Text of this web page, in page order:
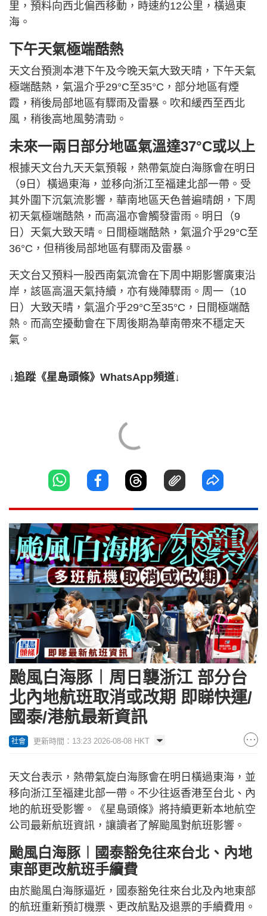
里，預料向西北偏西移動，時速約12公里，橫過東
海。
下午天氣極端酷熱
天文台預測本港下午及今晚天氣大致天晴，下午天氣
極端酷熱，氣溫介乎29°C至35°C，部分地區有煙
霞，稍後局部地區有驟雨及雷暴。吹和緩西至西北
風，稍後高地風勢清勁。
未來一兩日部分地區氣溫達37°C或以上
根據天文台九天天氣預報，熱帶氣旋白海豚會在明日
（9日）橫過東海，並移向浙江至福建北部一帶。受
其外圍下沉氣流影響，華南地區天色普遍晴朗，下周
初天氣極端酷熱，而高溫亦會觸發雷雨。明日（9
日）天氣大致天晴。日間極端酷熱，氣溫介乎29°C至
36°C，但稍後局部地區有驟雨及雷暴。
天文台又預料一股西南氣流會在下周中期影響廣東沿
岸，該區高溫天氣持續，亦有幾陣驟雨。周一（10
日）大致天晴，氣溫介乎29°C至35°C，日間極端酷
熱。而高空擾動會在下周後期為華南帶來不穩定天
氣。
↓追蹤《星島頭條》WhatsApp頻道↓
颱風白海豚︱周日襲浙江 部分台
北內地航班取消或改期 即睇快運/
國泰/港航最新資訊
社會 更新時間：13:23 2026-08-08 HKT
天文台表示，熱帶氣旋白海豚會在明日橫過東海，並
移向浙江至福建北部一帶。不少往返香港至台北、內
地的航班受影響。《星島頭條》將持續更新本地航空
公司最新航班資訊，讓讀者了解颱風對航班影響。
颱風白海豚︱國泰豁免往來台北、內地
東部更改航班手續費
由於颱風白海豚逼近，國泰豁免往來台北及內地東部
的航班重新預訂機票、更改航點及退票的手續費用。